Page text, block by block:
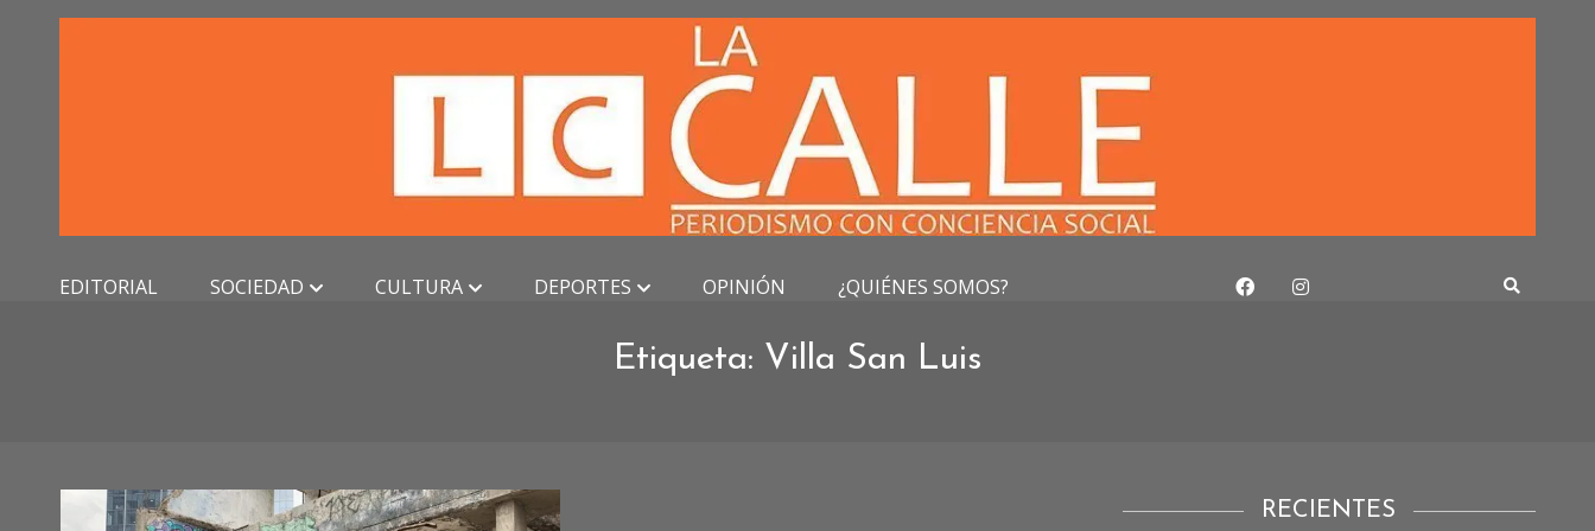
EDITORIAL SOCIEDAD CULTURA DEPORTES OPINIÓN ¿QUIÉNES SOMOS?
Etiqueta: Villa San Luis
RECIENTES